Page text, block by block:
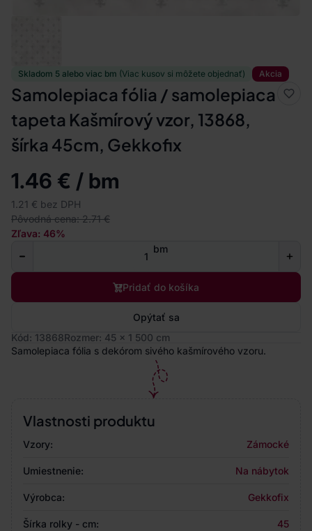
Skladom 5 alebo viac bm (Viac kusov si môžete objednať) Akcia
Samolepiaca fólia / samolepiaca
tapeta Kašmírový vzor, 13868,
šírka 45cm, Gekkofix
1.46 € / bm
1.21 € bez DPH
Pôvodná cena: 2.71 €
Zľava: 46%
bm
Pridať do košíka
Opýtať sa
Kód: 13868Rozmer: 45 x 1 500 cm
Samolepiaca fólia s dekórom sivého kašmírového vzoru.
Vlastnosti produktu
Vzory: Zámocké
Umiestnenie: Na nábytok
Výrobca: Gekkofix
Šírka rolky - cm: 45